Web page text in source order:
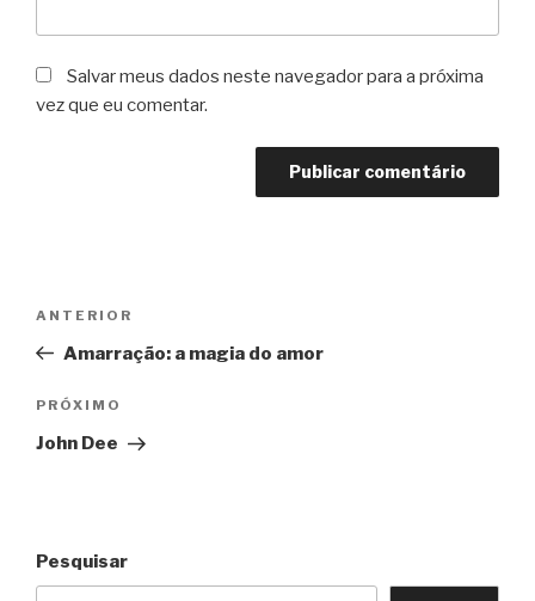
Salvar meus dados neste navegador para a próxima
vez que eu comentar.
Post
Post
anterior
ANTERIOR
Amarração: a magia do amor
Próximo
post
PRÓXIMO
John Dee
Pesquisar